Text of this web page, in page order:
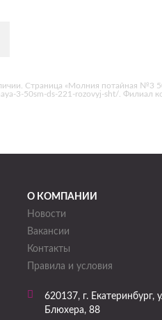
Страница «Молния потайная
3-50sm-ds-221-rozovyj-sht/. Филиал
О КОМПАНИИ
Новости
Вакансии
Контакты
Правила и условия
620137, г. Екатеринбург,
Блюхера, 88